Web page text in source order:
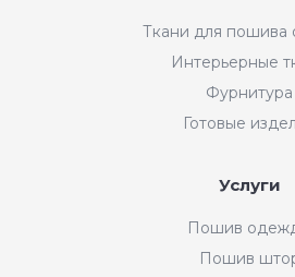
Ткани для
Интерьерные
Фурнитура
Готовые
Услуги
Пошив
Пошив